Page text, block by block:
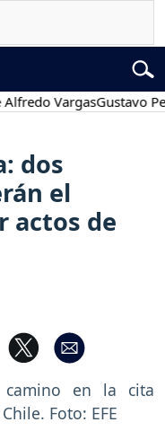
VargasGustavo Petro
dos
el
actos de